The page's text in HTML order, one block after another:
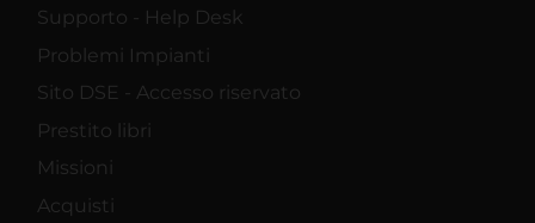
Supporto - Help Desk
Problemi Impianti
Sito DSE - Accesso riservato
Prestito libri
Missioni
Acquisti